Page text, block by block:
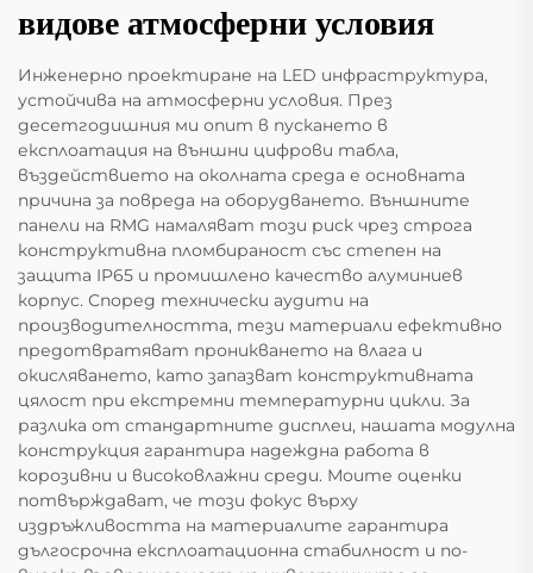
видове атмосферни условия
Инженерно проектиране на LED инфраструктура,
устойчива на атмосферни условия. През
десетгодишния ми опит в пускането в
експлоатация на външни цифрови табла,
въздействието на околната среда е основната
причина за повреда на оборудването. Външните
панели на RMG намаляват този риск чрез строга
конструктивна пломбираност със степен на
защита IP65 и промишлено качество алуминиев
корпус. Според технически аудити на
производителността, тези материали ефективно
предотвратяват проникването на влага и
окисляването, като запазват конструктивната
цялост при екстремни температурни цикли. За
разлика от стандартните дисплеи, нашата модулна
конструкция гарантира надеждна работа в
корозивни и високовлажни среди. Моите оценки
потвърждават, че този фокус върху
издръжливостта на материалите гарантира
дългосрочна експлоатационна стабилност и по-